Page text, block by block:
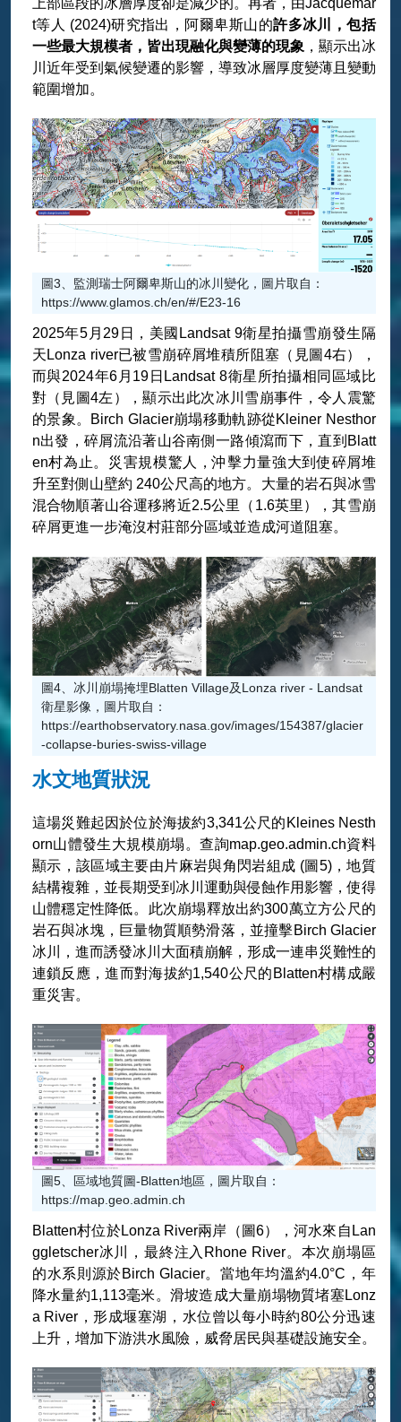
上部區段的冰層厚度卻是減少的。再者，由Jacquemar
t等人 (2024)研究指出，阿爾卑斯山的許多冰川，包括
一些最大規模者，皆出現融化與變薄的現象 ，顯示出冰
川近年受到氣候變遷的影響，導致冰層厚度變薄且變動
範圍增加。
圖3、監測瑞士阿爾卑斯山的冰川變化，圖片取自：
https://www.glamos.ch/en/#/E23-16
2025年5月29日，美國Landsat 9衛星拍攝雪崩發生隔
天Lonza river已被雪崩碎屑堆積所阻塞（見圖4右），
而與2024年6月19日Landsat 8衛星所拍攝相同區域比
對（見圖4左），顯示出此次冰川雪崩事件，令人震驚
的景象。Birch Glacier崩塌移動軌跡從Kleiner Nesthor
n出發，碎屑流沿著山谷南側一路傾瀉而下，直到Blatt
en村為止。災害規模驚人，沖擊力量強大到使碎屑堆
升至對側山壁約 240公尺高的地方。大量的岩石與冰雪
混合物順著山谷運移將近2.5公里（1.6英里），其雪崩
碎屑更進一步淹沒村莊部分區域並造成河道阻塞。
圖4、冰川崩塌掩埋Blatten Village及Lonza river - Landsat
衛星影像，圖片取自：
https://earthobservatory.nasa.gov/images/154387/glacier
-collapse-buries-swiss-village
水文地質狀況
這場災難起因於位於海拔約3,341公尺的Kleines Nesth
orn山體發生大規模崩塌。查詢map.geo.admin.ch資料
顯示，該區域主要由片麻岩與角閃岩組成 (圖5)，地質
結構複雜，並長期受到冰川運動與侵蝕作用影響，使得
山體穩定性降低。此次崩塌釋放出約300萬立方公尺的
岩石與冰塊，巨量物質順勢滑落，並撞擊Birch Glacier
冰川，進而誘發冰川大面積崩解，形成一連串災難性的
連鎖反應，進而對海拔約1,540公尺的Blatten村構成嚴
重災害。
圖5、區域地質圖-Blatten地區，圖片取自：
https://map.geo.admin.ch
Blatten村位於Lonza River兩岸（圖6），河水來自Lan
ggletscher冰川，最終注入Rhone River。本次崩塌區
的水系則源於Birch Glacier。當地年均溫約4.0°C，年
降水量約1,113毫米。滑坡造成大量崩塌物質堵塞Lonz
a River，形成堰塞湖，水位曾以每小時約80公分迅速
上升，增加下游洪水風險，威脅居民與基礎設施安全。